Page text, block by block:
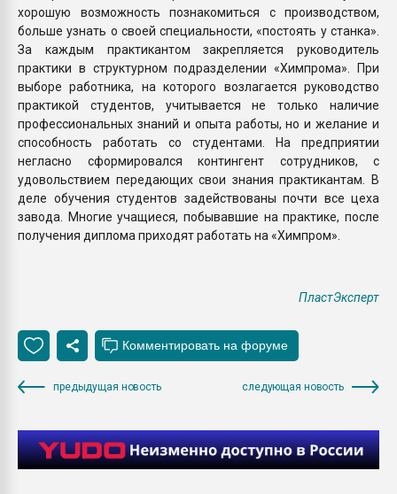
хорошую возможность познакомиться с производством,
больше узнать о своей специальности, «постоять у станка».
За каждым практикантом закрепляется руководитель
практики в структурном подразделении «Химпрома». При
выборе работника, на которого возлагается руководство
практикой студентов, учитывается не только наличие
профессиональных знаний и опыта работы, но и желание и
способность работать со студентами. На предприятии
негласно сформировался контингент сотрудников, с
удовольствием передающих свои знания практикантам. В
деле обучения студентов задействованы почти все цеха
завода. Многие учащиеся, побывавшие на практике, после
получения диплома приходят работать на «Химпром».
ПластЭксперт
предыдущая новость следующая новость